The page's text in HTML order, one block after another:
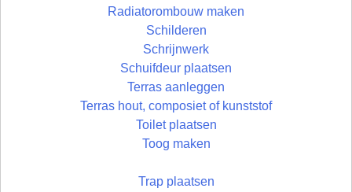
Radiatorombouw maken
Schilderen
Schrijnwerk
Schuifdeur plaatsen
Terras aanleggen
Terras hout, composiet of kunststof
Toilet plaatsen
Toog maken
Trap plaatsen